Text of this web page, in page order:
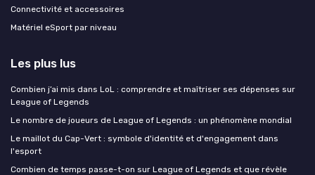
Connectivité et accessoires
Matériel eSport par niveau
Les plus lus
Combien j’ai mis dans LoL : comprendre et maîtriser ses dépenses sur
League of Legends
Le nombre de joueurs de League of Legends : un phénomène mondial
Le maillot du Cap-Vert : symbole d'identité et d'engagement dans
l'esport
Combien de temps passe-t-on sur League of Legends et que révèle